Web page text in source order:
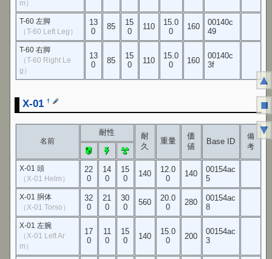
m）
T-60 左脚
（T-60 Left Leg）
13
0
85
15
0
110
15.0
0
160
00140c
49
T-60 右脚
（T-60 Right Le
g）
13
0
85
15
0
110
15.0
0
160
00140c
3f
↑
X-01 †
名前
耐性
耐
久
重量
価
値
Base ID
備
考
X-01 頭
（X-01 Helm）
22
0
14
0
15
0
140
12.0
0
140
00154ac
5
X-01 胴体
（X-01 Torso）
32
0
21
0
30
0
560
20.0
0
280
00154ac
8
X-01 左腕
（X-01 Left Ar
m）
17
0
11
0
15
0
140
15.0
0
200
00154ac
3
▲
■
▼